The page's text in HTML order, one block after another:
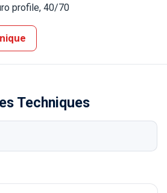
profile, 40/70
Techniques